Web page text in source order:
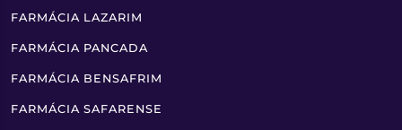
FARMÁCIA LAZARIM
FARMÁCIA PANCADA
FARMÁCIA BENSAFRIM
FARMÁCIA SAFARENSE